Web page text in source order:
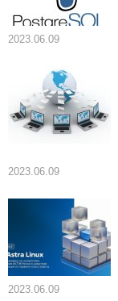
2023.06.09
2023.06.09
2023.06.09